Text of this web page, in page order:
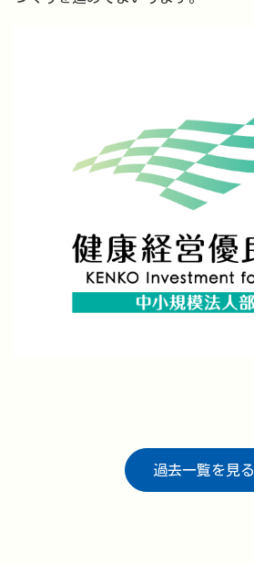
過去一覧を見る